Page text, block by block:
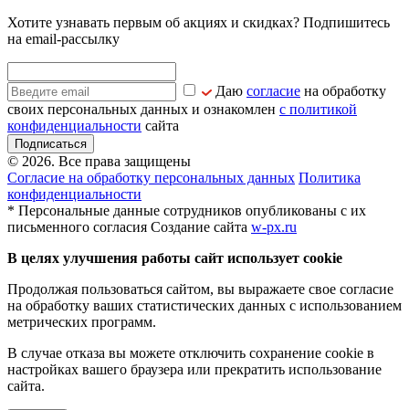
Хотите узнавать первым об акциях и скидках? Подпишитесь
на email-рассылку
Даю согласие на обработку
своих персональных данных и ознакомлен с политикой
конфиденциальности сайта
Подписаться
© 2026. Все права защищены
Согласие на обработку персональных данных Политика
конфиденциальности
* Персональные данные сотрудников опубликованы с их
письменного согласия Создание сайта w-px.ru
В целях улучшения работы сайт использует cookie
Продолжая пользоваться сайтом, вы выражаете свое согласие
на обработку ваших статистических данных с использованием
метрических программ.
В случае отказа вы можете отключить сохранение cookie в
настройках вашего браузера или прекратить использование
сайта.